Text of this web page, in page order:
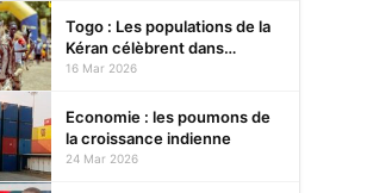
Togo : Les populations de la
Kéran célèbrent dans
l’allégresse Tislim-Difoini,
16 Mar 2026
Economie : les poumons de
la croissance indienne
24 Mar 2026